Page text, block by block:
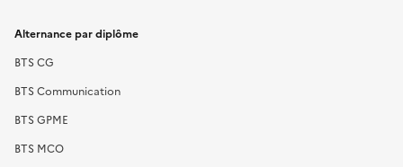
Alternance par diplôme
BTS CG
BTS Communication
BTS GPME
BTS MCO